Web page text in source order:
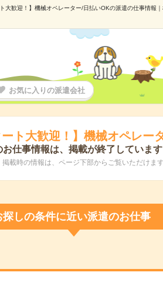
ト大歓迎！】機械オペレーター/日払いOKの派遣の仕事情
お気に入りの派遣会社
ート大歓迎！】機械オペレー
お仕事情報は、掲載が終了しています
載時の情報は、ページ下部からご覧いただけます
探しの条件に近い派遣のお仕事